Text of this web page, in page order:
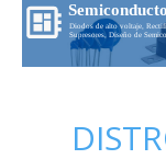
Diodos de alto voltaje,
Supresores, Diseño de